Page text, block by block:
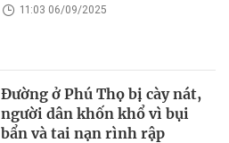
11:03 06/09/2025
Đường ở Phú Thọ bị cày nát,
người dân khốn khổ vì bụi
bẩn và tai nạn rình rập